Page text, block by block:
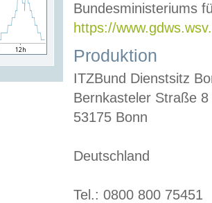
Bundesministeriums
https://
Produktion
ITZBund Dienstsitz
Bernkasteler Straße 8
53175 Bonn
Deutschland
Tel.: 0800 800 75451